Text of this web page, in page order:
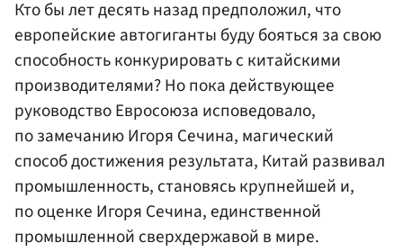
Кто бы лет десять назад предположил, что
европейские автогиганты буду бояться за свою
способность конкурировать с китайскими
производителями? Но пока действующее
руководство Евросоюза исповедовало,
по замечанию Игоря Сечина, магический
способ достижения результата, Китай развивал
промышленность, становясь крупнейшей и,
по оценке Игоря Сечина, единственной
промышленной сверхдержавой в мире.